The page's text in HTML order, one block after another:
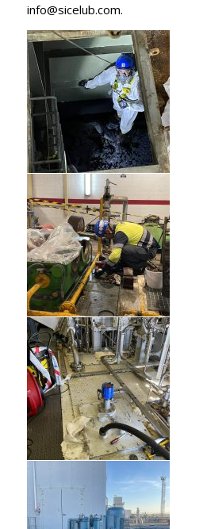
info@sicelub.com.